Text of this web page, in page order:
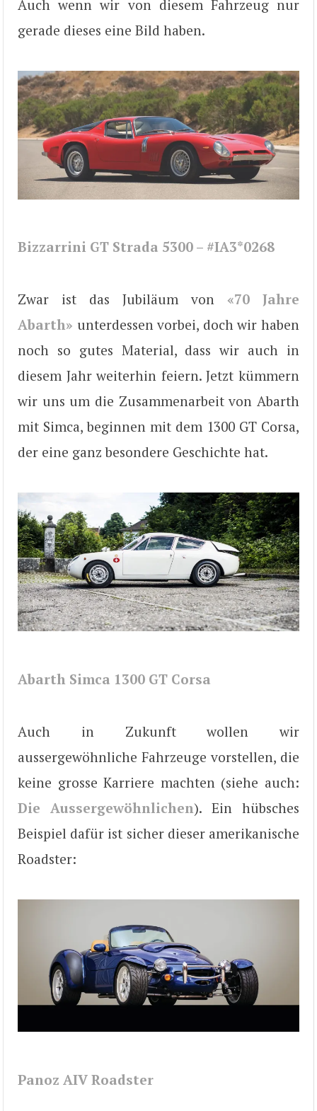
Auch wenn wir von diesem Fahrzeug nur
gerade dieses eine Bild haben.
Bizzarrini GT Strada 5300 – #IA3*0268
Zwar ist das Jubiläum von «70 Jahre
Abarth» unterdessen vorbei, doch wir haben
noch so gutes Material, dass wir auch in
diesem Jahr weiterhin feiern. Jetzt kümmern
wir uns um die Zusammenarbeit von Abarth
mit Simca, beginnen mit dem 1300 GT Corsa,
der eine ganz besondere Geschichte hat.
Abarth Simca 1300 GT Corsa
Auch in Zukunft wollen wir
aussergewöhnliche Fahrzeuge vorstellen, die
keine grosse Karriere machten (siehe auch:
Die Aussergewöhnlichen). Ein hübsches
Beispiel dafür ist sicher dieser amerikanische
Roadster:
Panoz AIV Roadster